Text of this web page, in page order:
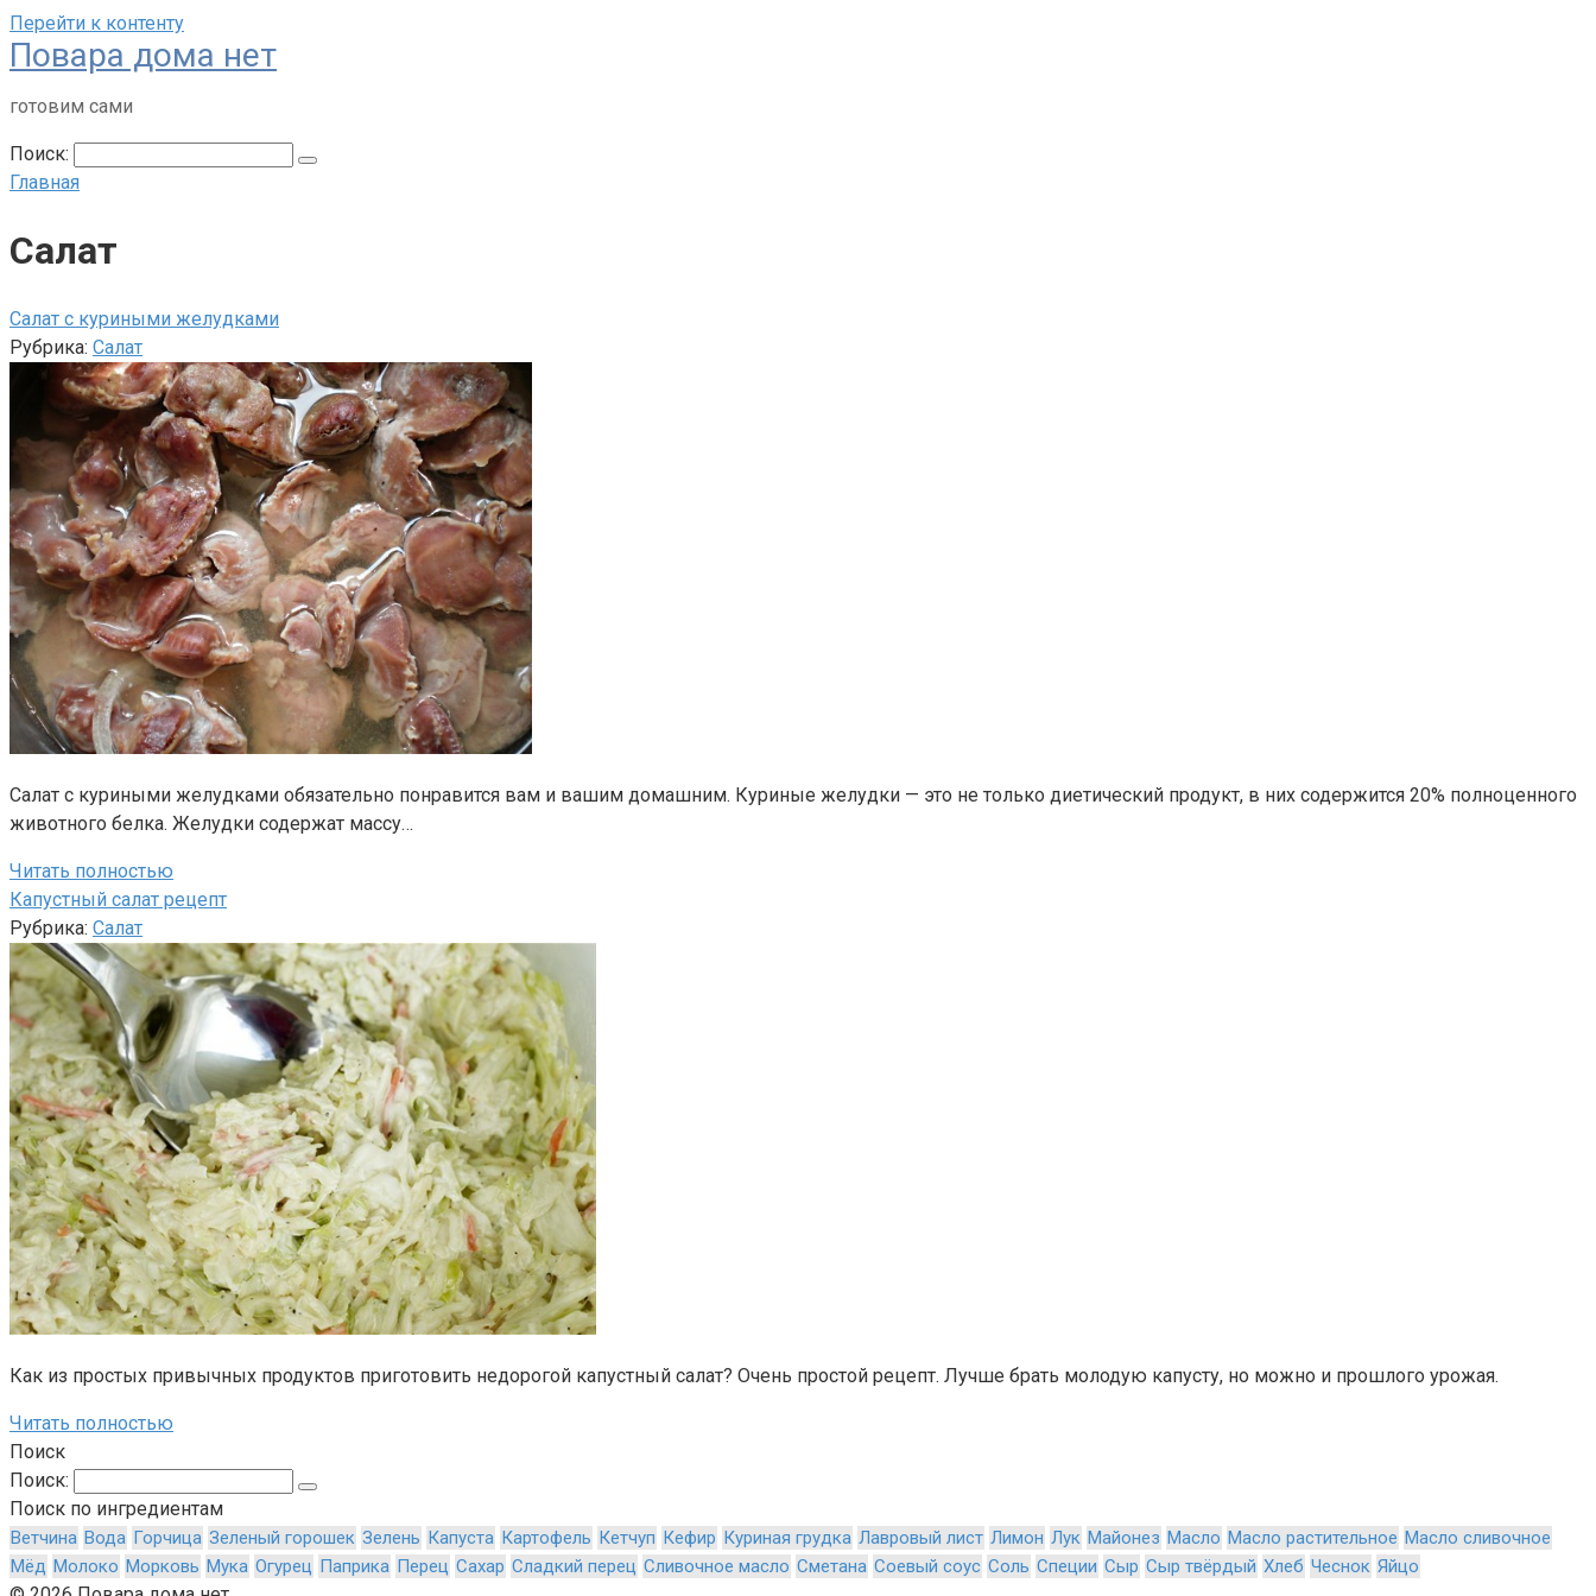
Перейти к контенту
Повара дома нет
готовим сами
Поиск:
Главная
Салат
Салат с куриными желудками
Рубрика: Салат
Салат с куриными желудками обязательно понравится вам и вашим домашним. Куриные желудки — это не только диетический продукт, в них содержится 20% полноценного
животного белка. Желудки содержат массу…
Читать полностью
Капустный салат рецепт
Рубрика: Салат
Как из простых привычных продуктов приготовить недорогой капустный салат? Очень простой рецепт. Лучше брать молодую капусту, но можно и прошлого урожая.
Читать полностью
Поиск
Поиск:
Поиск по ингредиентам
Ветчина Вода Горчица Зеленый горошек Зелень Капуста Картофель Кетчуп Кефир Куриная грудка Лавровый лист Лимон Лук Майонез Масло Масло растительное Масло сливочное
Мёд Молоко Морковь Мука Огурец Паприка Перец Сахар Сладкий перец Сливочное масло Сметана Соевый соус Соль Специи Сыр Сыр твёрдый Хлеб Чеснок Яйцо